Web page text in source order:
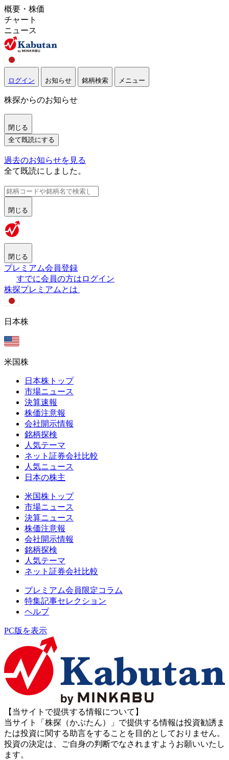
概要・株価
チャート
ニュース
ログイン お知らせ 銘柄検索 メニュー
株探からのお知らせ
閉じる
全て既読にする
過去のお知らせを見る
全て既読にしました。
閉じる
閉じる
プレミアム会員登録
すでに会員の方はログイン
株探プレミアムとは
日本株
米国株
日本株トップ
市場ニュース
決算速報
株価注意報
会社開示情報
銘柄探検
人気テーマ
ネット証券会社比較
人気ニュース
日本の株主
米国株トップ
市場ニュース
決算ニュース
株価注意報
会社開示情報
銘柄探検
人気テーマ
ネット証券会社比較
プレミアム会員限定コラム
特集記事セレクション
ヘルプ
PC版を表示
【当サイトで提供する情報について】
当サイト「株探（かぶたん）」で提供する情報は投資勧誘ま
たは投資に関する助言をすることを目的としておりません。
投資の決定は、ご自身の判断でなされますようお願いいたし
ます。